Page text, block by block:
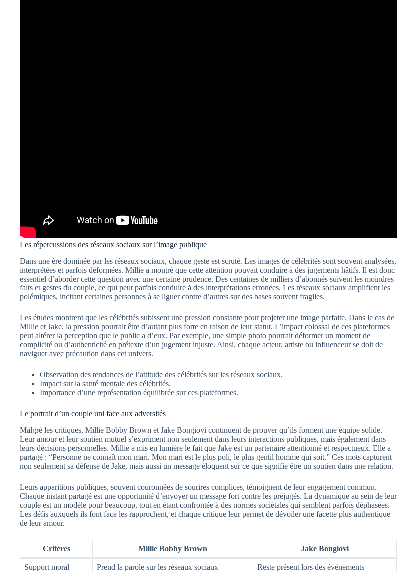
Les répercussions des réseaux sociaux sur l’image publique
Dans une ère dominée par les réseaux sociaux, chaque geste est scruté. Les images de célébrités sont souvent analysées,
interprétées et parfois déformées. Millie a montré que cette attention pouvait conduire à des jugements hâtifs. Il est donc
essentiel d’aborder cette question avec une certaine prudence. Des centaines de milliers d’abonnés suivent les moindres
faits et gestes du couple, ce qui peut parfois conduire à des interprétations erronées. Les réseaux sociaux amplifient les
polémiques, incitant certaines personnes à se liguer contre d’autres sur des bases souvent fragiles.
Les études montrent que les célébrités subissent une pression constante pour projeter une image parfaite. Dans le cas de
Millie et Jake, la pression pourrait être d’autant plus forte en raison de leur statut. L’impact colossal de ces plateformes
peut altérer la perception que le public a d’eux. Par exemple, une simple photo pourrait déformer un moment de
complicité ou d’authenticité en prétexte d’un jugement injuste. Ainsi, chaque acteur, artiste ou influenceur se doit de
naviguer avec précaution dans cet univers.
Observation des tendances de l’attitude des célébrités sur les réseaux sociaux.
Impact sur la santé mentale des célébrités.
Importance d’une représentation équilibrée sur ces plateformes.
Le portrait d’un couple uni face aux adversités
Malgré les critiques, Millie Bobby Brown et Jake Bongiovi continuent de prouver qu’ils forment une équipe solide.
Leur amour et leur soutien mutuel s’expriment non seulement dans leurs interactions publiques, mais également dans
leurs décisions personnelles. Millie a mis en lumière le fait que Jake est un partenaire attentionné et respectueux. Elle a
partagé : “Personne ne connaît mon mari. Mon mari est le plus poli, le plus gentil homme qui soit.” Ces mots capturent
non seulement sa défense de Jake, mais aussi un message éloquent sur ce que signifie être un soutien dans une relation.
Leurs apparitions publiques, souvent couronnées de sourires complices, témoignent de leur engagement commun.
Chaque instant partagé est une opportunité d’envoyer un message fort contre les préjugés. La dynamique au sein de leur
couple est un modèle pour beaucoup, tout en étant confrontée à des normes sociétales qui semblent parfois déphasées.
Les défis auxquels ils font face les rapprochent, et chaque critique leur permet de dévoiler une facette plus authentique
de leur amour.
Critères Millie Bobby Brown Jake Bongiovi
Support moral Prend la parole sur les réseaux sociaux Reste présent lors des événements